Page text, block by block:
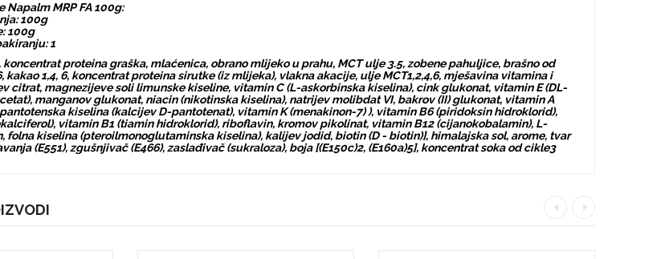
Napalm MRP FA 100g:
100g
100g
1
koncentrat proteina graška, mlaćenica, obrano mlijeko u prahu, MCT ulje 3.5, zobene pahuljice, brašno od
kakao 1,4, 6, koncentrat proteina sirutke (iz mlijeka), vlakna akacije, ulje MCT1,2,4,6, mješavina vitamina i
citrat, magnezijeve soli limunske kiseline, vitamin C (L-askorbinska kiselina), cink glukonat, vitamin E (DL-
manganov glukonat, niacin (nikotinska kiselina), natrijev molibdat VI, bakrov (II) glukonat, vitamin A
kiselina (kalcijev D-pantotenat), vitamin K (menakinon-7) ), vitamin B6 (piridoksin hidroklorid),
vitamin B1 (tiamin hidroklorid), riboflavin, kromov pikolinat, vitamin B12 (cijanokobalamin), L-
folna kiselina (pteroilmonoglutaminska kiselina), kalijev jodid, biotin (D - biotin)], himalajska sol, arome, tvar
(E551), zgušnjivač (E466), zaslađivač (sukraloza), boja [(E150c)2, (E160a)5], koncentrat soka od cikle3